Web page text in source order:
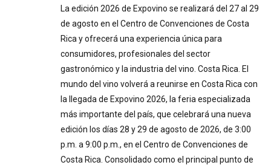
La edición 2026 de Expovino se realizará del 27 al 29
de agosto en el Centro de Convenciones de Costa
Rica y ofrecerá una experiencia única para
consumidores, profesionales del sector
gastronómico y la industria del vino. Costa Rica. El
mundo del vino volverá a reunirse en Costa Rica con
la llegada de Expovino 2026, la feria especializada
más importante del país, que celebrará una nueva
edición los días 28 y 29 de agosto de 2026, de 3:00
p.m. a 9:00 p.m., en el Centro de Convenciones de
Costa Rica. Consolidado como el principal punto de